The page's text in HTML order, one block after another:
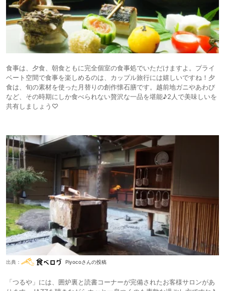
食事は、夕食、朝食ともに完全個室の食事処でいただけますよ。プライ
ベート空間で食事を楽しめるのは、カップル旅行には嬉しいですね！夕
食は、旬の素材を使った月替りの創作懐石膳です。越前地ガニやあわび
など、その時期にしか食べられない贅沢な一品を堪能♪2人で美味しいを
共有しましょう♡
出典： Piyocoさんの投稿
「つるや」には、囲炉裏と読書コーナーが完備されたお客様サロンがあ